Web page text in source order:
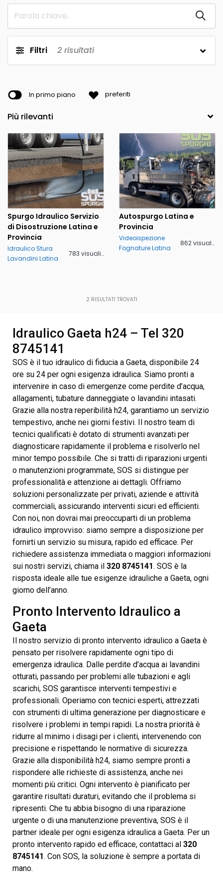
Filtri 2 risultati
In primo piano preferiti
Spurgo Idraulico Servizio
di Disostruzione Latina e
Provincia
Idraulico Stura
Lavandini Latina
783 visualizzazioni
Autospurgo Latina e
Provincia
Videoispezione
Fognature Latina
862 visualizzazioni
2 RISULTATI TROVATI
Idraulico Gaeta h24 – Tel 320
8745141
SOS è il tuo idraulico di fiducia a Gaeta, disponibile 24
ore su 24 per ogni esigenza idraulica. Siamo pronti a
intervenire in caso di emergenze come perdite d’acqua,
allagamenti, tubature danneggiate o lavandini intasati.
Grazie alla nostra reperibilità h24, garantiamo un servizio
tempestivo, anche nei giorni festivi. Il nostro team di
tecnici qualificati è dotato di strumenti avanzati per
diagnosticare rapidamente il problema e risolverlo nel
minor tempo possibile. Che si tratti di riparazioni urgenti
o manutenzioni programmate, SOS si distingue per
professionalità e attenzione ai dettagli. Offriamo
soluzioni personalizzate per privati, aziende e attività
commerciali, assicurando interventi sicuri ed efficienti.
Con noi, non dovrai mai preoccuparti di un problema
idraulico improvviso: siamo sempre a disposizione per
fornirti un servizio su misura, rapido ed efficace. Per
richiedere assistenza immediata o maggiori informazioni
sui nostri servizi, chiama il 320 8745141. SOS è la
risposta ideale alle tue esigenze idrauliche a Gaeta, ogni
giorno dell’anno.
Pronto Intervento Idraulico a
Gaeta
Il nostro servizio di pronto intervento idraulico a Gaeta è
pensato per risolvere rapidamente ogni tipo di
emergenza idraulica. Dalle perdite d’acqua ai lavandini
otturati, passando per problemi alle tubazioni e agli
scarichi, SOS garantisce interventi tempestivi e
professionali. Operiamo con tecnici esperti, attrezzati
con strumenti di ultima generazione per diagnosticare e
risolvere i problemi in tempi rapidi. La nostra priorità è
ridurre al minimo i disagi per i clienti, intervenendo con
precisione e rispettando le normative di sicurezza.
Grazie alla disponibilità h24, siamo sempre pronti a
rispondere alle richieste di assistenza, anche nei
momenti più critici. Ogni intervento è pianificato per
garantire risultati duraturi, evitando che il problema si
ripresenti. Che tu abbia bisogno di una riparazione
urgente o di una manutenzione preventiva, SOS è il
partner ideale per ogni esigenza idraulica a Gaeta. Per un
pronto intervento rapido ed efficace, contattaci al 320
8745141. Con SOS, la soluzione è sempre a portata di
mano.